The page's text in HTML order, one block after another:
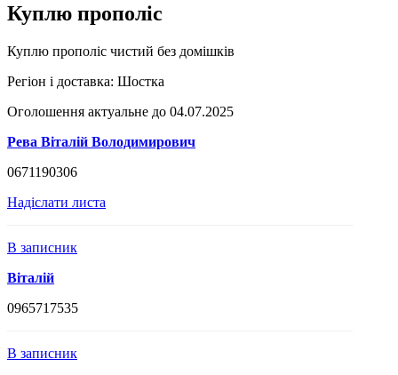
Куплю прополіс
Куплю прополіс чистий без домішків
Регіон і доставка: Шостка
Оголошення актуальне до 04.07.2025
Рева Віталій Володимирович
0671190306
Надіслати листа
В записник
Віталій
0965717535
В записник